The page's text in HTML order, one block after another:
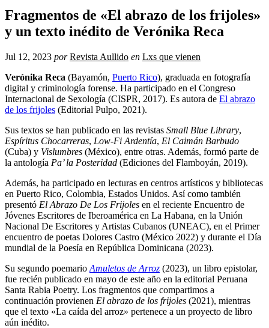
Fragmentos de «El abrazo de los frijoles»
y un texto inédito de Verónika Reca
Jul 12, 2023 por Revista Aullido en Lxs que vienen
Verónika Reca (Bayamón, Puerto Rico), graduada en fotografía
digital y criminología forense. Ha participado en el Congreso
Internacional de Sexología (CISPR, 2017). Es autora de El abrazo
de los frijoles (Editorial Pulpo, 2021).
Sus textos se han publicado en las revistas Small Blue Library,
Espíritus Chocarreras, Low-Fi Ardentía, El Caimán Barbudo
(Cuba) y Vislumbres (México), entre otras. Además, formó parte de
la antología Pa’ la Posteridad (Ediciones del Flamboyán, 2019).
Además, ha participado en lecturas en centros artísticos y bibliotecas
en Puerto Rico, Colombia, Estados Unidos. Así como también
presentó El Abrazo De Los Frijoles en el reciente Encuentro de
Jóvenes Escritores de Iberoamérica en La Habana, en la Unión
Nacional De Escritores y Artistas Cubanos (UNEAC), en el Primer
encuentro de poetas Dolores Castro (México 2022) y durante el Día
mundial de la Poesía en República Dominicana (2023).
Su segundo poemario Amuletos de Arroz (2023), un libro epistolar,
fue recién publicado en mayo de este año en la editorial Peruana
Santa Rabia Poetry. Los fragmentos que compartimos a
continuación provienen El abrazo de los frijoles (2021), mientras
que el texto «La caída del arroz» pertenece a un proyecto de libro
aún inédito.